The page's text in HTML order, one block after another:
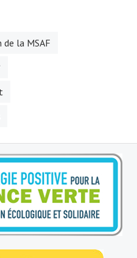
de la MSAF